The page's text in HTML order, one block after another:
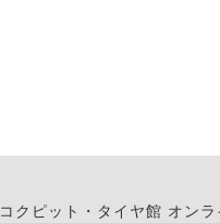
また、やむを得な
コクピット・タイヤ館 オンラ